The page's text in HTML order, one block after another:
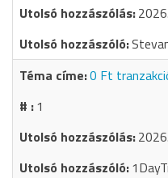
0 Ft
1